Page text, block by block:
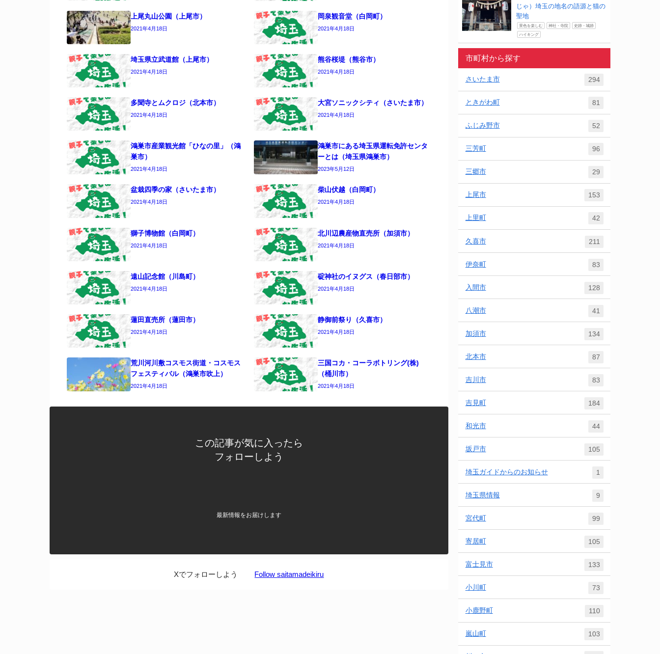
上尾丸山公園（上尾市）
2021年4月18日
岡泉観音堂（白岡町）
2021年4月18日
埼玉県立武道館（上尾市）
2021年4月18日
熊谷桜堤（熊谷市）
2021年4月18日
多聞寺とムクロジ（北本市）
2021年4月18日
大宮ソニックシティ（さいたま市）
2021年4月18日
鴻巣市産業観光館「ひなの里」（鴻
巣市）
2021年4月18日
鴻巣市にある埼玉県運転免許センタ
ーとは（埼玉県鴻巣市）
2023年5月12日
盆栽四季の家（さいたま市）
2021年4月18日
柴山伏越（白岡町）
2021年4月18日
獅子博物館（白岡町）
2021年4月18日
北川辺農産物直売所（加須市）
2021年4月18日
遠山記念館（川島町）
2021年4月18日
碇神社のイヌグス（春日部市）
2021年4月18日
蓮田直売所（蓮田市）
2021年4月18日
静御前祭り（久喜市）
2021年4月18日
荒川河川敷コスモス街道・コスモス
フェスティバル（鴻巣市吹上）
2021年4月18日
三国コカ・コーラボトリング(株)
（桶川市）
2021年4月18日
この記事が気に入ったら
フォローしよう
最新情報をお届けします
Xでフォローしよう Follow saitamadeikiru
じゃ）埼玉の地名の語源と猫の
聖地
景色を楽しむ 神社・寺院 史跡・城跡
ハイキング
市町村から探す
さいたま市 294
ときがわ町 81
ふじみ野市 52
三芳町 96
三郷市 29
上尾市 153
上里町 42
久喜市 211
伊奈町 83
入間市 128
八潮市 41
加須市 134
北本市 87
吉川市 83
吉見町 184
和光市 44
坂戸市 105
埼玉ガイドからのお知らせ 1
埼玉県情報 9
宮代町 99
寄居町 105
富士見市 133
小川町 73
小鹿野町 110
嵐山町 103